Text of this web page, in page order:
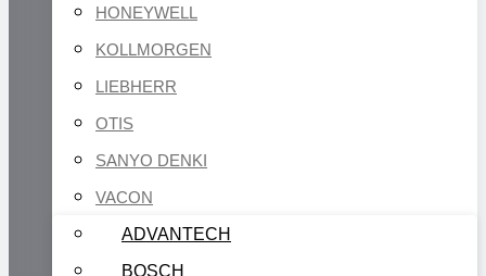
HONEYWELL
KOLLMORGEN
LIEBHERR
OTIS
SANYO DENKI
VACON
ADVANTECH
BOSCH